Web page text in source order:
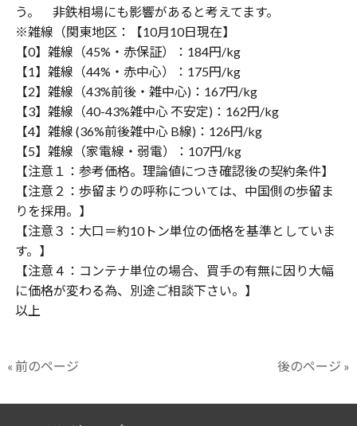
う。 非鉄相場にも影響があると考えてます。
※雑線（関東地区：【10月10日現在】
【0】雑線（45%・赤保証）：184円/kg
【1】雑線（44%・赤中心）：175円/kg
【2】雑線（43%前後・雑中心)：167円/kg
【3】雑線（40-43%雑中心 不安定)：162円/kg
【4】雑線 (36%前後雑中心 B線)：126円/kg
【5】雑線（家電線・弱電）：107円/kg
【注意１：参考価格。理論値につき確認後の契約条件】
【注意２：歩留まりの呼称については、中国側の歩留ま
りを採用。】
【注意３：大口＝約10トン単位の価格を基準としていま
す。】
【注意４：コンテナ単位の場合、買手の有無に因り大幅
に価格が変わる為、別途ご相談下さい。】
以上
« 前のページ 後のページ »